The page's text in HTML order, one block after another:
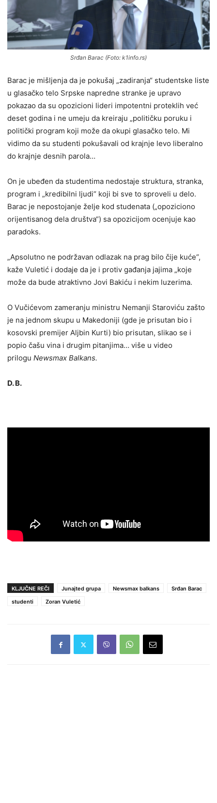
Srđan Barac (Foto: k1info.rs)
Barac je mišljenja da je pokušaj „zadiranja“ studentske liste
u glasačko telo Srpske napredne stranke je upravo
pokazao da su opozicioni lideri impotentni proteklih već
deset godina i ne umeju da kreiraju „političku poruku i
politički program koji može da okupi glasačko telo. Mi
vidimo da su studenti pokušavali od krajnje levo liberalno
do krajnje desnih parola…
On je ubeđen da studentima nedostaje struktura, stranka,
program i „kredibilni ljudi“ koji bi sve to sproveli u delo.
Barac je nepostojanje želje kod studenata („opoziciono
orijentisanog dela društva“) sa opozicijom ocenjuje kao
paradoks.
„Apsolutno ne podržavan odlazak na prag bilo čije kuće“,
kaže Vuletić i dodaje da je i protiv gađanja jajima „koje
može da bude atraktivno Jovi Bakiću i nekim luzerima.
O Vučićevom zameranju ministru Nemanji Staroviću zašto
je na jednom skupu u Makedoniji (gde je prisutan bio i
kosovski premijer Aljbin Kurti) bio prisutan, slikao se i
popio čašu vina i drugim pitanjima… više u video
prilogu Newsmax Balkans.
D. B.
KLJUČNE REČI Junajted grupa Newsmax balkans
Srđan Barac
studenti
Zoran Vuletić